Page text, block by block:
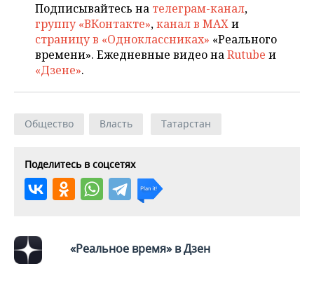
Подписывайтесь на телеграм-канал,
группу «ВКонтакте»,канал в MAXи
страницу в «Одноклассниках» «Реального
времени». Ежедневные видео наRutube и
«Дзене».
Общество Власть Татарстан
Поделитесь в соцсетях
«Реальное время» в Дзен